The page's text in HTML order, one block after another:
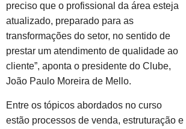
preciso que o profissional da área esteja
atualizado, preparado para as
transformações do setor, no sentido de
prestar um atendimento de qualidade ao
cliente”, aponta o presidente do Clube,
João Paulo Moreira de Mello.
Entre os tópicos abordados no curso
estão processos de venda, estruturação e